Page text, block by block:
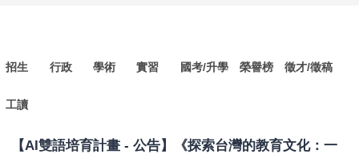
招生 行政 學術 實習 國考/升學 榮譽榜 徵才/徵稿
工讀
【AI雙語培育計畫 - 公告】《探索台灣的教育文化：一